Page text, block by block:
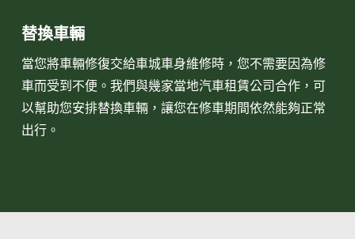
替換車輛
當您將車輛修復交給車城車身維修時，您不需要因為修
車而受到不便。我們與幾家當地汽車租賃公司合作，可
以幫助您安排替換車輛，讓您在修車期間依然能夠正常
出行。